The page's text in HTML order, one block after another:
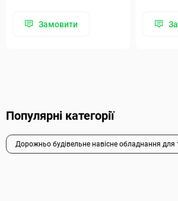
Замовити
Популярні категорії
Дорожньо будівельне навісне обладнання для